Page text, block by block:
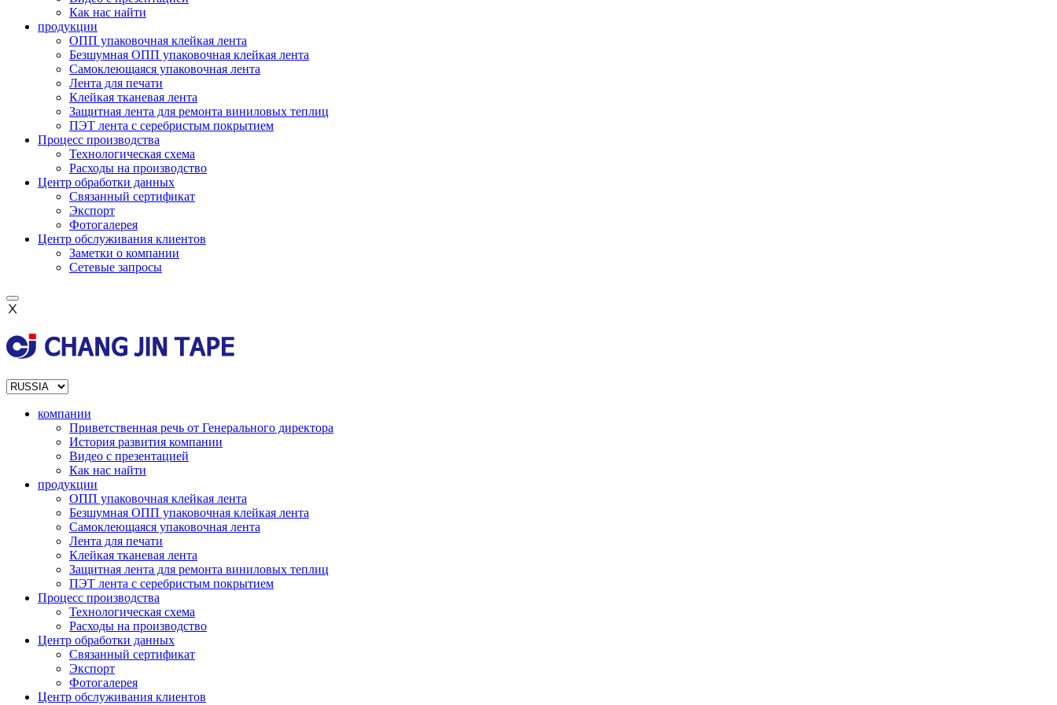
Как нас найти
продукции
ОПП упаковочная клейкая лента
Безшумная ОПП упаковочная клейкая лента
Самоклеющаяся упаковочная лента
Лента для печати
Клейкая тканевая лента
Защитная лента для ремонта виниловых теплиц
ПЭТ лента с серебристым покрытием
Процесс производства
Технологическая схема
Расходы на производство
Центр обработки данных
Связанный сертификат
Экспорт
Фотогалерея
Центр обслуживания клиентов
Заметки о компании
Сетевые запросы
Ⅹ
компании
Приветственная речь от Генерального директора
История развития компании
Видео с презентацией
Как нас найти
продукции
ОПП упаковочная клейкая лента
Безшумная ОПП упаковочная клейкая лента
Самоклеющаяся упаковочная лента
Лента для печати
Клейкая тканевая лента
Защитная лента для ремонта виниловых теплиц
ПЭТ лента с серебристым покрытием
Процесс производства
Технологическая схема
Расходы на производство
Центр обработки данных
Связанный сертификат
Экспорт
Фотогалерея
Центр обслуживания клиентов